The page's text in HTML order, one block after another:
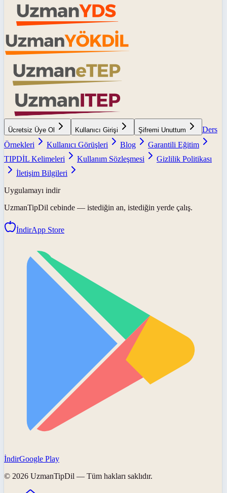
Ücretsiz Üye Ol Kullanıcı Girişi Şifremi Unuttum
Ders
Örnekleri
Kullanıcı Görüşleri Blog
Garantili Eğitim
TIPDİL Kelimeleri
Kullanım Sözleşmesi
Gizlilik Politikası
İletişim Bilgileri
Uygulamayı indir
UzmanTipDil cebinde — istediğin an, istediğin yerde çalış.
İndirApp Store
İndirGoogle Play
© 2026 UzmanTipDil — Tüm hakları saklıdır.